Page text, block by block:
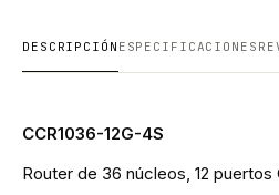
DESCRIPCIÓN ESPECIFICACIONES
CCR1036-12G-4S
Router de 36 núcleos, 12 puertos